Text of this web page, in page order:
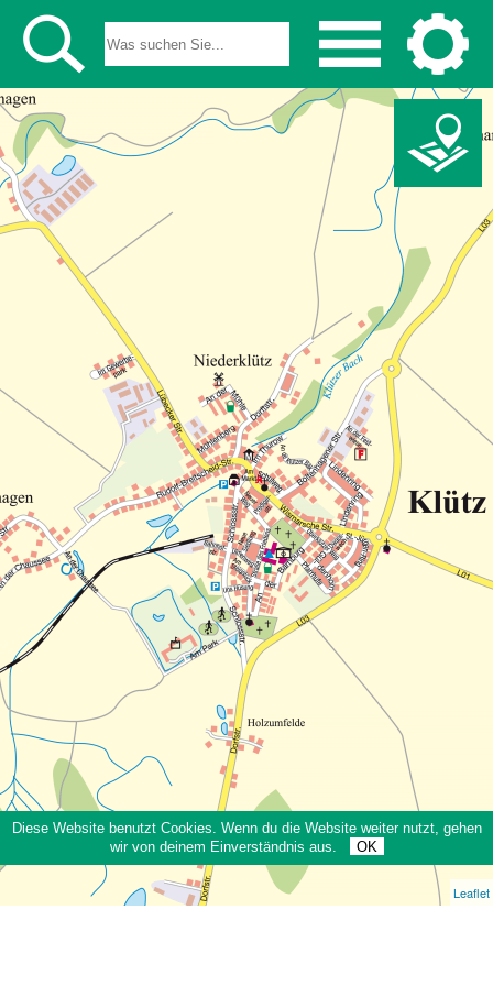
Leaflet
Diese Website benutzt Cookies. Wenn du die Website weiter nutzt, gehen
wir von deinem Einverständnis aus.
OK